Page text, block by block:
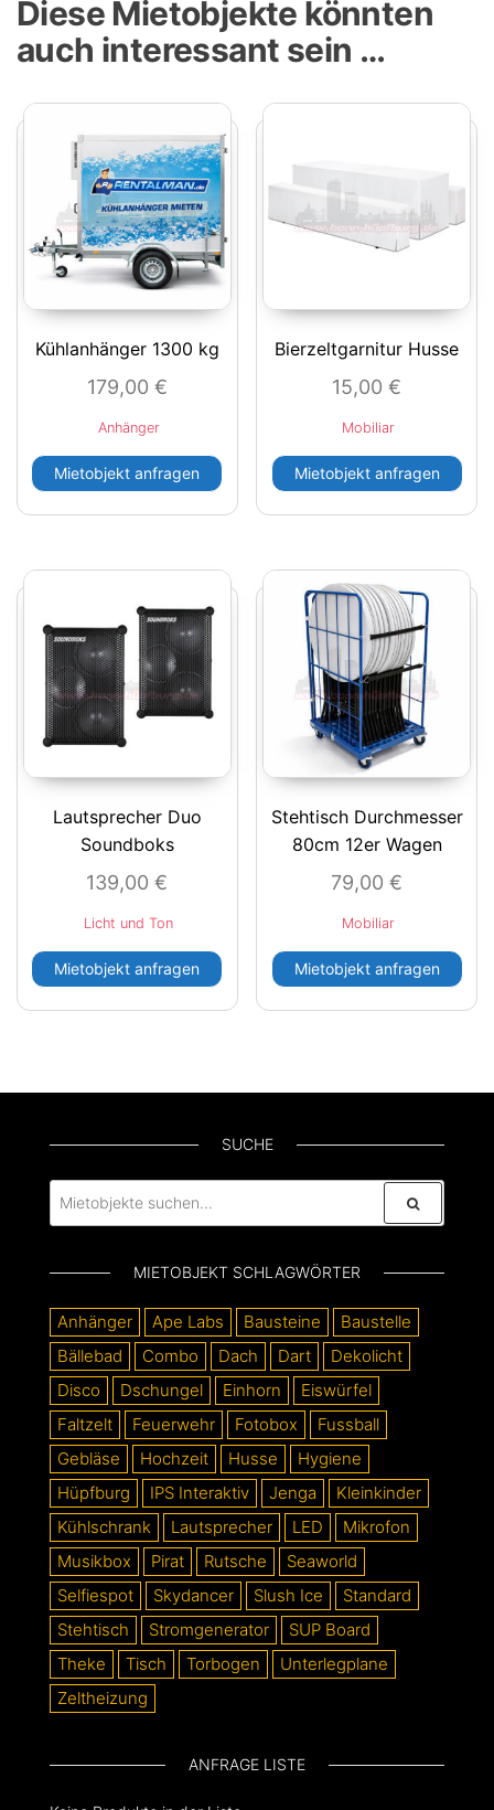
Diese Mietobjekte könnten
auch interessant sein …
Kühlanhänger 1300 kg
179,00 €
Anhänger
Mietobjekt anfragen
Bierzeltgarnitur Husse
15,00€
Mobiliar
Mietobjekt anfragen
Lautsprecher Duo
Soundboks
139,00€
Licht und Ton
Mietobjekt anfragen
Stehtisch Durchmesser
80cm 12er Wagen
79,00€
Mobiliar
Mietobjekt anfragen
SUCHE
MIETOBJEKT SCHLAGWÖRTER
Anhänger Ape Labs Bausteine
Baustelle
Bällebad
Combo Dach Dart
Dekolicht
Disco
Dschungel Einhorn
Eiswürfel
Faltzelt
Feuerwehr Fotobox
Fussball
Gebläse
Hochzeit Husse
Hygiene
Hüpfburg
IPS Interaktiv Jenga
Kleinkinder
Kühlschrank
Lautsprecher LED
Mikrofon
Musikbox
Pirat Rutsche
Seaworld
Selfiespot
Skydancer Slush Ice
Standard
Stehtisch
Stromgenerator
SUP Board
Theke
Tisch Torbogen
Unterlegplane
Zeltheizung
ANFRAGE LISTE